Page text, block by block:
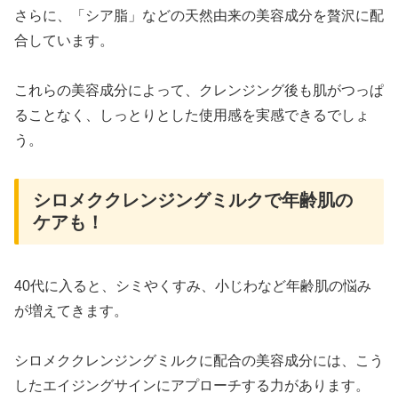
さらに、「シア脂」などの天然由来の美容成分を贅沢に配
合しています。
これらの美容成分によって、クレンジング後も肌がつっぱ
ることなく、しっとりとした使用感を実感できるでしょ
う。
シロメククレンジングミルクで年齢肌の
ケアも！
40代に入ると、シミやくすみ、小じわなど年齢肌の悩み
が増えてきます。
シロメククレンジングミルクに配合の美容成分には、こう
したエイジングサインにアプローチする力があります。